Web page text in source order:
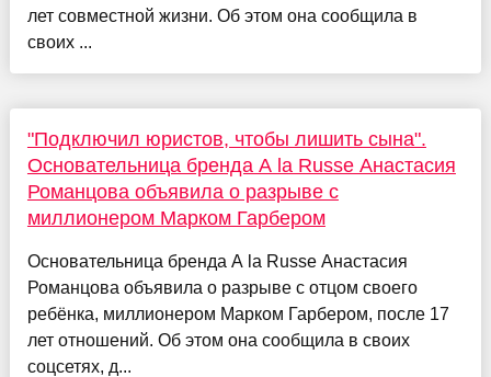
лет совместной жизни. Об этом она сообщила в
своих ...
"Подключил юристов, чтобы лишить сына".
Основательница бренда A la Russe Анастасия
Романцова объявила о разрыве с
миллионером Марком Гарбером
Основательница бренда A la Russe Анастасия
Романцова объявила о разрыве с отцом своего
ребёнка, миллионером Марком Гарбером, после 17
лет отношений. Об этом она сообщила в своих
соцсетях, д...